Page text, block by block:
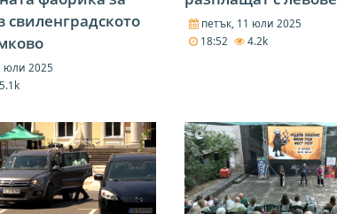
свиленградското
юли 2025
5.1k
петък, 11 юли 2025
18:52
4.2k